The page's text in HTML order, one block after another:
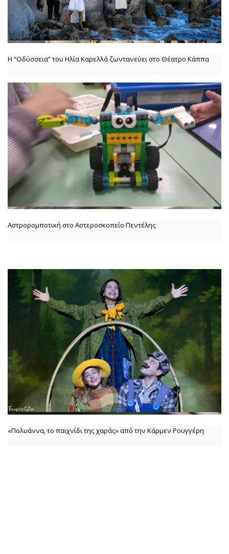
Η “Οδύσσεια” του Ηλία Καρελλά ζωντανεύει στο Θέατρο Κάππα
Αστρορομποτική στο Αστεροσκοπείο Πεντέλης
«Πολυάννα, το παιχνίδι της χαράς» από την Κάρμεν Ρουγγέρη